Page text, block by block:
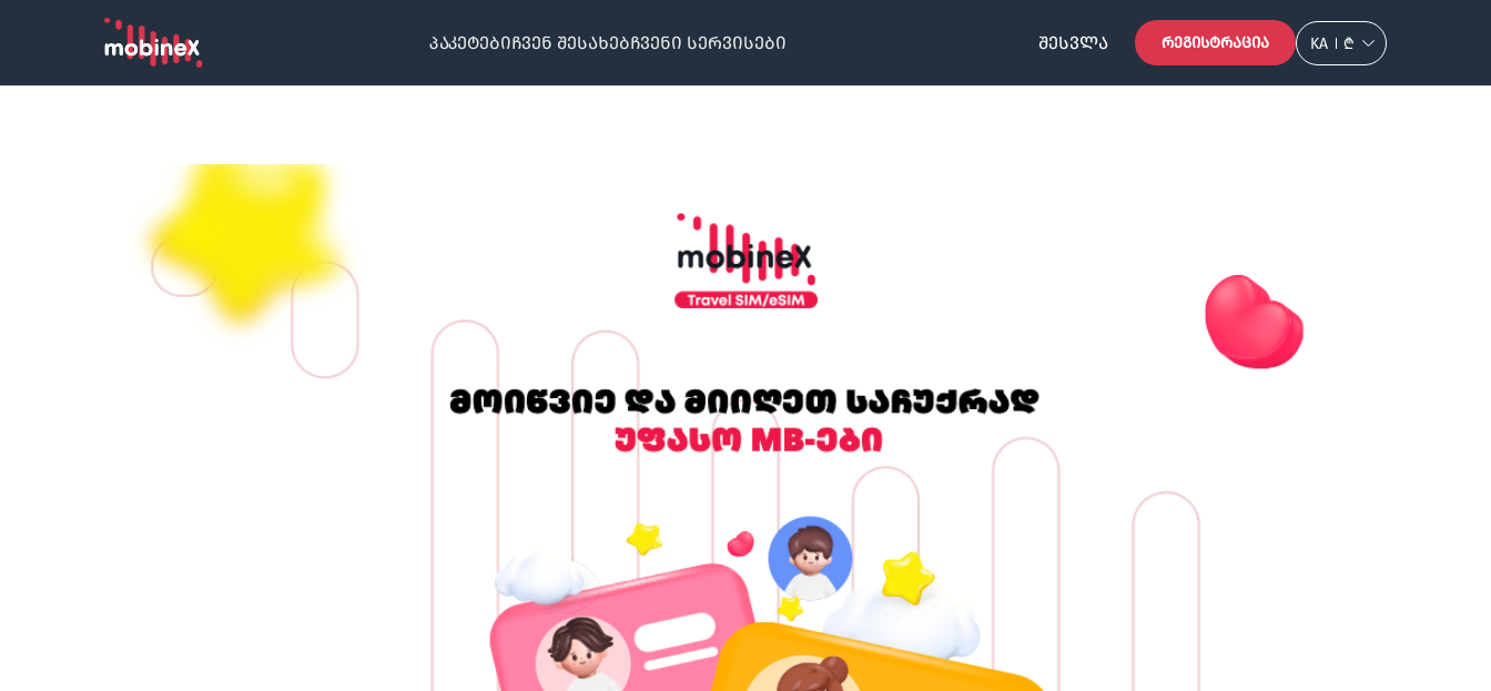
პაკეტებიჩვენ შესახებჩვენი სერვისები ᲨᲔᲡᲕᲚᲐ ᲠᲔᲒᲘᲡᲢᲠᲐᲪᲘᲐ KA ₾